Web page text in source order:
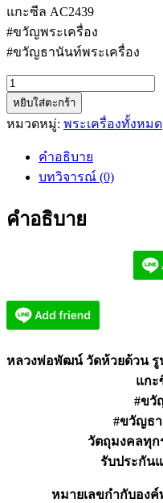
แกะซีล AC2439
#ขวัญพระเครื่อง
#ขวัญธานันท์พระเครื่อง
จำนวน
หลวง
พ่อ
ทันใจ
ปาก้
แกะ
หยิบใส่ตะกร้า
หมวดหมู่: พระเครื่องทั้งหมด
คำอธิบาย
บทวิจารณ์ (0)
คำอธิบาย
หลวงพ่อพัฒน์ วัดห้วยด้วน รู
แกะ
#ขวั
#ขวัญธ
วัตถุมงคลทุก
รับประกัน
หมายเลขกำกับองค์